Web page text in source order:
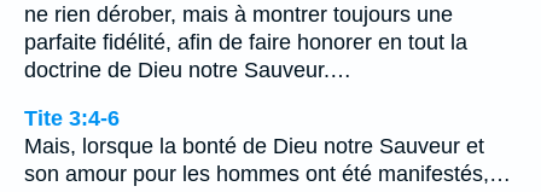
ne rien dérober, mais à montrer toujours une
parfaite fidélité, afin de faire honorer en tout la
doctrine de Dieu notre Sauveur.…
Tite 3:4-6
Mais, lorsque la bonté de Dieu notre Sauveur et
son amour pour les hommes ont été manifestés,…